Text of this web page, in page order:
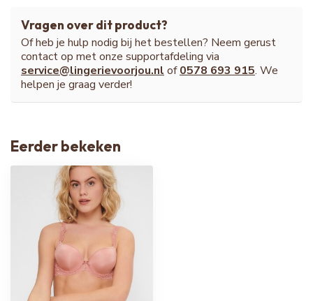
Vragen over dit product?
Of heb je hulp nodig bij het bestellen? Neem gerust
contact op met onze supportafdeling via
service@lingerievoorjou.nl of0578 693 915. We
helpen je graag verder!
Eerder bekeken